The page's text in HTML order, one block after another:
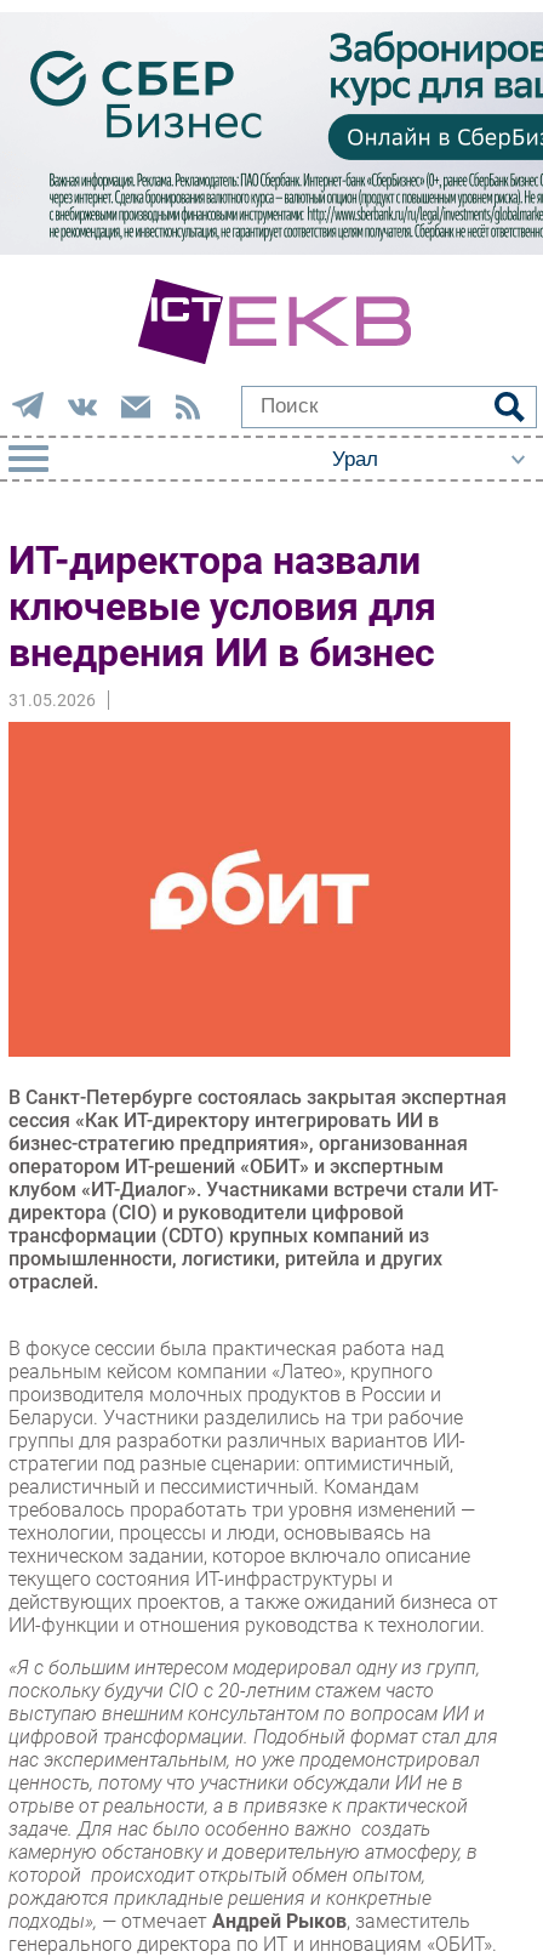
Импорто­замещение
Автоматизация Промышленности
Интернет
Мобильная связь
Фиксированная связь
Оборудование
Безопасность
Инновации
CIO/Управление ИТ
Гаджеты
Здоровье
Новости
Аналитика
Интервью
Мероприятия
Проекты
IT класс
Тестовый стенд
Каталог компаний
ИТ-директора назвали
ключевые условия для
внедрения ИИ в бизнес
31.05.2026
В Санкт-Петербурге состоялась закрытая экспертная
сессия «Как ИТ-директору интегрировать ИИ в
бизнес-стратегию предприятия», организованная
оператором ИТ-решений «ОБИТ» и экспертным
клубом «ИТ-Диалог». Участниками встречи стали ИТ-
директора (CIO) и руководители цифровой
трансформации (CDTO) крупных компаний из
промышленности, логистики, ритейла и других
отраслей.
В фокусе сессии была практическая работа над
реальным кейсом компании «Латео», крупного
производителя молочных продуктов в России и
Беларуси. Участники разделились на три рабочие
группы для разработки различных вариантов ИИ-
стратегии под разные сценарии: оптимистичный,
реалистичный и пессимистичный. Командам
требовалось проработать три уровня изменений —
технологии, процессы и люди, основываясь на
техническом задании, которое включало описание
текущего состояния ИТ-инфраструктуры и
действующих проектов, а также ожиданий бизнеса от
ИИ-функции и отношения руководства к технологии.
«Я с большим интересом модерировал одну из групп,
поскольку будучи CIO с 20-летним стажем часто
выступаю внешним консультантом по вопросам ИИ и
цифровой трансформации. Подобный формат стал для
нас экспериментальным, но уже продемонстрировал
ценность, потому что участники обсуждали ИИ не в
отрыве от реальности, а в привязке к практической
задаче. Для нас было особенно важно создать
камерную обстановку и доверительную атмосферу, в
которой происходит открытый обмен опытом,
рождаются прикладные решения и конкретные
подходы», — отмечает Андрей Рыков, заместитель
генерального директора по ИТ и инновациям «ОБИТ».